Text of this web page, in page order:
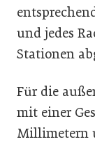
und jedes
Stationen
Für die
mit einer
Millimetern